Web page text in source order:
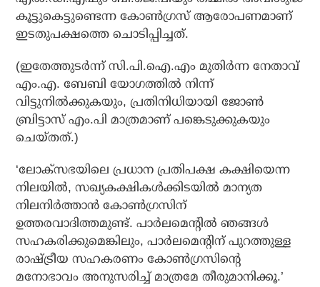
കൂട്ടുകെട്ടുണ്ടെന്ന കോണ്‍ഗ്രസ് ആരോപണമാണ്
ഇടതുപക്ഷത്തെ ചൊടിപ്പിച്ചത്.
(ഇതേത്തുടര്‍ന്ന് സി.പി.ഐ.എം മുതിര്‍ന്ന നേതാവ്
എം.എ. ബേബി യോഗത്തില്‍ നിന്ന്
വിട്ടുനില്‍ക്കുകയും, പ്രതിനിധിയായി ജോണ്‍
ബ്രിട്ടാസ് എം.പി മാത്രമാണ് പങ്കെടുക്കുകയും
ചെയ്തത്.)
‘ലോക്സഭയിലെ പ്രധാന പ്രതിപക്ഷ കക്ഷിയെന്ന
നിലയില്‍, സഖ്യകക്ഷികള്‍ക്കിടയില്‍ മാന്യത
നിലനിര്‍ത്താന്‍ കോണ്‍ഗ്രസിന്
ഉത്തരവാദിത്തമുണ്ട്. പാര്‍ലമെന്റില്‍ ഞങ്ങള്‍
സഹകരിക്കുമെങ്കിലും, പാര്‍ലമെന്റിന് പുറത്തുള്ള
രാഷ്ട്രീയ സഹകരണം കോണ്‍ഗ്രസിന്റെ
മനോഭാവം അനുസരിച്ച് മാത്രമേ തീരുമാനിക്കൂ.’